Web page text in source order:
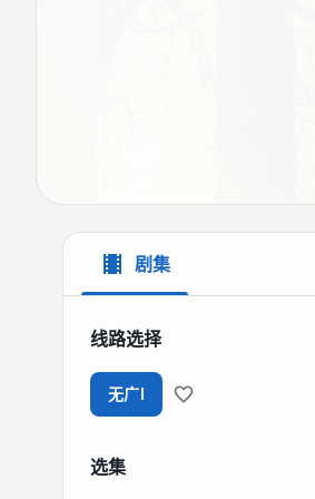
剧集
线路选择
无广I
选集